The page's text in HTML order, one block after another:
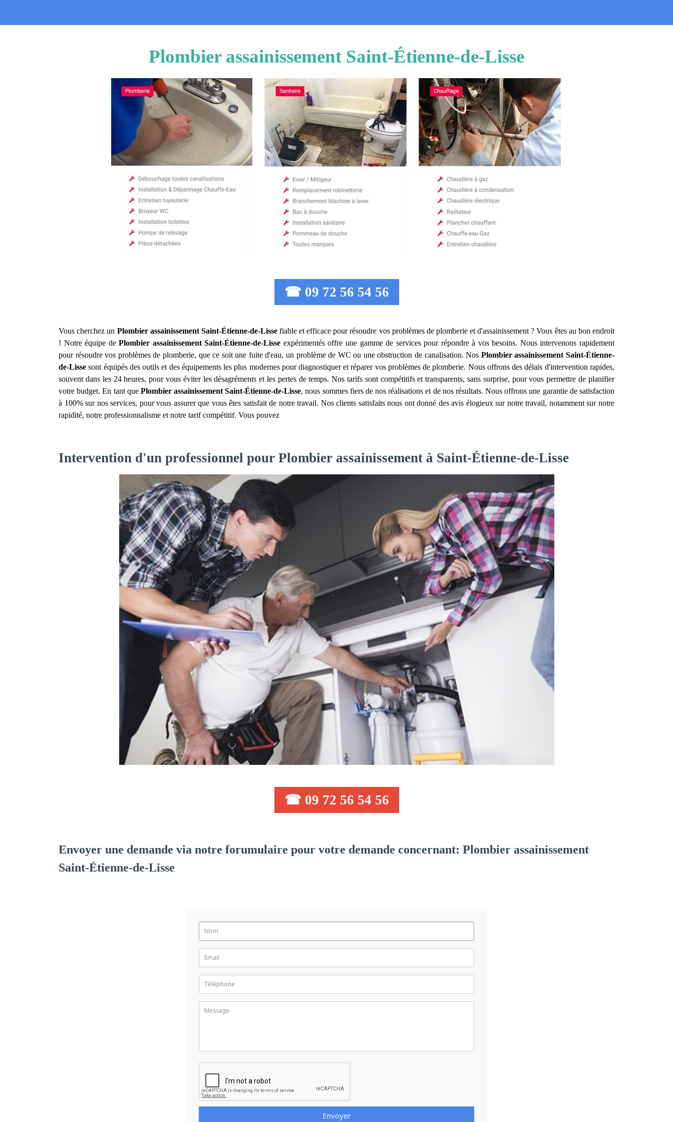
Plombier assainissement Saint-Étienne-de-Lisse
☎ 09 72 56 54 56
Vous cherchez un Plombier assainissement Saint-Étienne-de-Lissefiable et efficace pour résoudre vos problèmes de plomberie et d'assainissement ? Vous êtes au bon endroit
! Notre équipe dePlombier assainissement Saint-Étienne-de-Lisse expérimentés offre une gamme de services pour répondre à vos besoins. Nous intervenons rapidement
pour résoudre vos problèmes de plomberie, que ce soit une fuite d'eau, un problème de WC ou une obstruction de canalisation. Nos Plombier assainissement Saint-Étienne-
de-Lisse sont équipés des outils et des équipements les plus modernes pour diagnostiquer et réparer vos problèmes de plomberie. Nous offrons des délais d'intervention rapides,
souvent dans les 24 heures, pour vous éviter les désagréments et les pertes de temps. Nos tarifs sont compétitifs et transparents, sans surprise, pour vous permettre de planifier
votre budget. En tant que Plombier assainissement Saint-Étienne-de-Lisse, nous sommes fiers de nos réalisations et de nos résultats. Nous offrons une garantie de satisfaction
à 100% sur nos services, pour vous assurer que vous êtes satisfait de notre travail. Nos clients satisfaits nous ont donné des avis élogieux sur notre travail, notamment sur notre
rapidité, notre professionnalisme et notre tarif compétitif. Vous pouvez
Intervention d'un professionnel pour Plombier assainissement à Saint-Étienne-de-Lisse
☎ 09 72 56 54 56
Envoyer une demande via notre forumulaire pour votre demande concernant: Plombier assainissement
Saint-Étienne-de-Lisse
Envoyer